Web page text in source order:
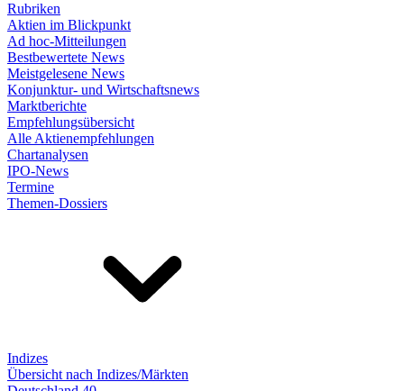
Rubriken
Aktien im Blickpunkt
Ad hoc-Mitteilungen
Bestbewertete News
Meistgelesene News
Konjunktur- und Wirtschaftsnews
Marktberichte
Empfehlungsübersicht
Alle Aktienempfehlungen
Chartanalysen
IPO-News
Termine
Themen-Dossiers
Indizes
Übersicht nach Indizes/Märkten